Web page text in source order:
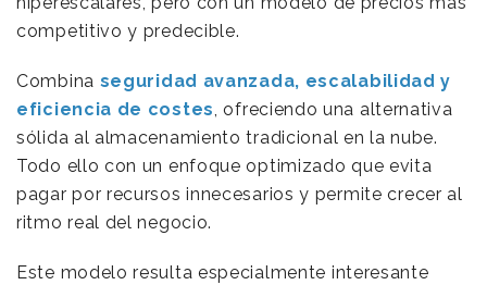
competitivo y predecible.
Combina seguridad avanzada, escalabilidad y
eficiencia de costes, ofreciendo una alternativa
sólida al almacenamiento tradicional en la nube.
Todo ello con un enfoque optimizado que evita
pagar por recursos innecesarios y permite crecer al
ritmo real del negocio.
Este modelo resulta especialmente interesante